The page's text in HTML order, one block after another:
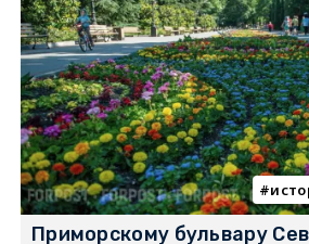
Приморскому бульвару